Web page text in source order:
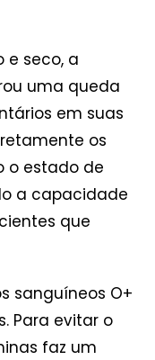
e seco, a
uma queda
em suas
os
o estado de
a capacidade
que
sanguíneos O+
Para evitar o
faz um